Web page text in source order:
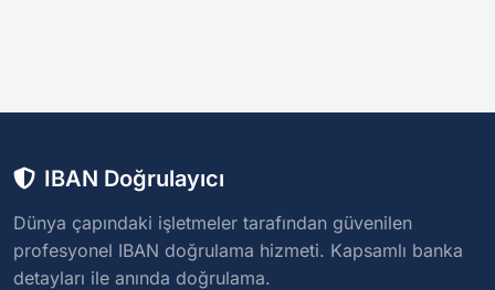
IBAN Doğrulayıcı
Dünya çapındaki işletmeler tarafından güvenilen
profesyonel IBAN doğrulama hizmeti. Kapsamlı banka
detayları ile anında doğrulama.